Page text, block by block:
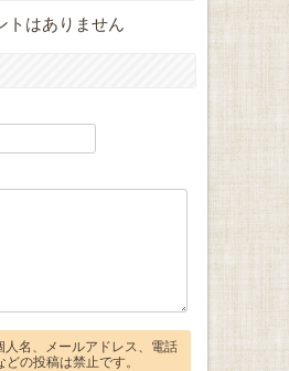
トはありません
人名、メールアドレス、電話
の投稿は禁止です。